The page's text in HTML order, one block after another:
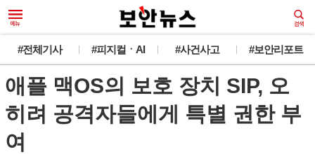
#전체기사 #피지컬ㆍAI #사건사고 #보안리포트
애플 맥OS의 보호 장치 SIP, 오
히려 공격자들에게 특별 권한 부
여